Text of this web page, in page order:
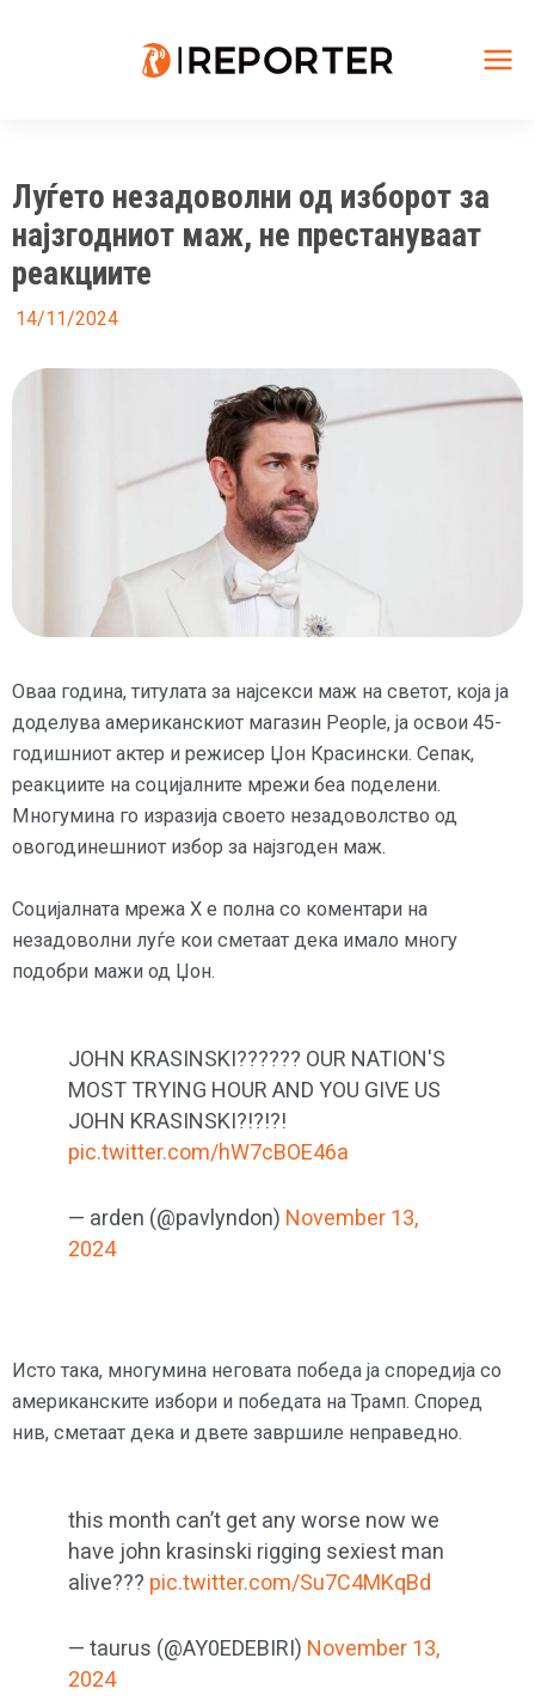
Луѓето незадоволни од изборот за
најзгодниот маж, не престануваат
реакциите
14/11/2024
Оваа година, титулата за најсекси маж на светот, која ја
доделува американскиот магазин People, ја освои 45-
годишниот актер и режисер Џон Красински. Сепак,
реакциите на социјалните мрежи беа поделени.
Многумина го изразија своето незадоволство од
овогодинешниот избор за најзгоден маж.
Социјалната мрежа Х е полна со коментари на
незадоволни луѓе кои сметаат дека имало многу
подобри мажи од Џон.
JOHN KRASINSKI?????? OUR NATION'S
MOST TRYING HOUR AND YOU GIVE US
JOHN KRASINSKI?!?!?!
pic.twitter.com/hW7cBOE46a
— arden (@pavlyndon) November 13,
2024
Исто така, многумина неговата победа ја споредија со
американските избори и победата на Трамп. Според
нив, сметаат дека и двете завршиле неправедно.
this month can’t get any worse now we
have john krasinski rigging sexiest man
alive??? pic.twitter.com/Su7C4MKqBd
— taurus (@AY0EDEBIRI) November 13,
2024